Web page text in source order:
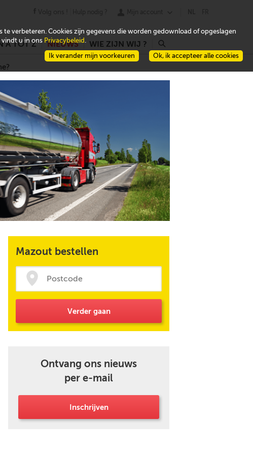
A TOT Z NIEUWS WIE ZIJN WIJ ? r
Mazout bestellen
Verder gaan
Ontvang ons nieuws
per e-mail
Inschrijven
verbeteren. Cookies zijn gegevens die worden gedownload of opgeslagen
vindt u in ons Privacybeleid .
Ok, ik accepteer alle cookies
Ik verander mijn voorkeuren